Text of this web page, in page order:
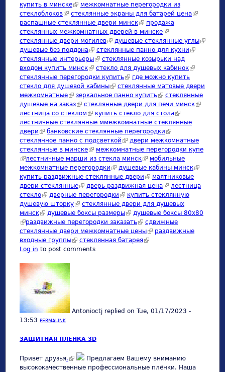
купить в минске(link is external)
межкомнатные перегородки из
стеклоблоков(link is external)
стеклянные экраны для батарей цена(link is
распашные стеклянные двери минск(link is external)
продажа
стеклянных межкомнатных дверей в минске(link is external)
стеклянные двери могилев(link is external)
душевые стеклянные углы(link is
душевые без поддона(link is external)
стеклянные панно для кухни (link is
стеклянные интерьеры(link is external)
стеклянные козырьки над
входом купить минск(link is external)
стекло для душевых кабинок(link is
external)
стеклянные перегородки купить(link is external)
где можно купить
стекло для душевой кабины(link is external)
стеклянные матовые двери
межкомнатные(link is external)
зеркальное панно купить(link is external)
стеклянные
душевые на заказ(link is external)
стеклянные двери для печи минск(link is
лестница со стеклом (link is external)
купить стекло для стола(link is external)
лестничные стеклянные ммежкомнатные стеклянные
двери (link is external)
банковские стеклянные перегородки (link is external)
стеклянное панно с подсветкой (link is external)
двери межкомнатные
стеклянные в минске(link is external)
межкомнатные перегородки купе
(link is external)
лестничные марши из стекла минск(link is external)
мобильные
межкомнатные перегородки (link is external)
душевые кабины минск(link is
external)
купить раздвижные стеклянные двери (link is external)
маятниковые
двери стеклянные(link is external)
дверь раздвижная цена(link is external)
лестница
стекло(link is external)
дверные перегородки (link is external)
купить стеклянную
душевую шторку(link is external)
стеклянные двери для душевых
минск(link is external)
душевые боксы размеры(link is external)
душевые боксы 80х80
(link is external)
раздвижные перегородки заказать(link is external)
сдвижные
стеклянные двери межкомнатные цены(link is external)
раздвижные
входные группы(link is external)
стеклянная батарея(link is external)
Log in to post comments
Antonioctj replied on Tue, 01/17/2023 -
13:53 PERMALINK
ЗАЩИТНАЯ ПЛЕНКА 3D
Привет друзья. (link is external)
Предлагаем Вашему вниманию
высококачественные профессиональные плёнки. Наша